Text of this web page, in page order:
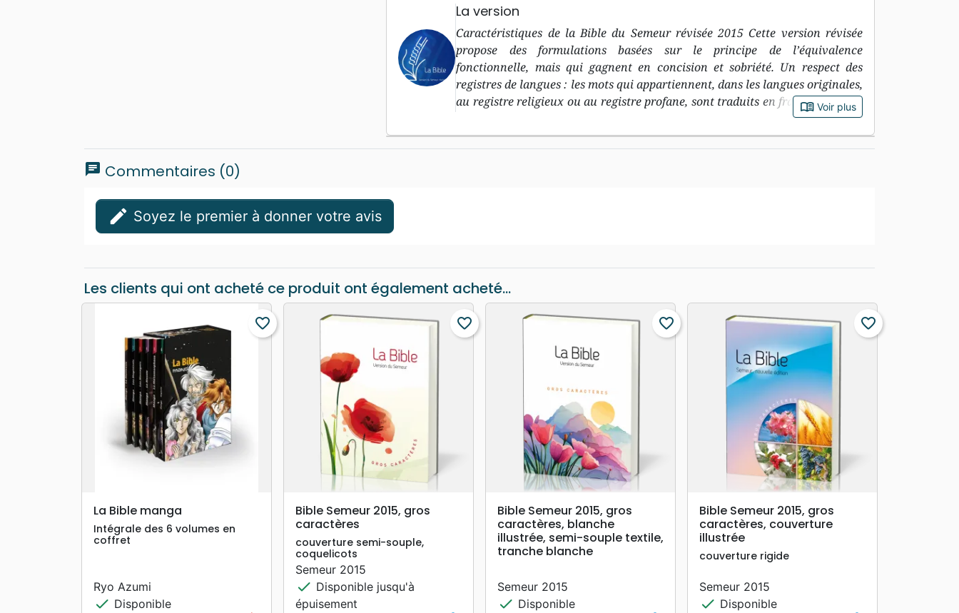
La version
Caractéristiques de la Bible du Semeur révisée 2015 Cette version révisée
propose des formulations basées sur le principe de l’équivalence
fonctionnelle, mais qui gagnent en concision et sobriété. Un respect des
registres de langues : les mots qui appartiennent, dans les langues originales,
au registre religieux ou au registre profane, sont traduits en français par des
book_open Voir plus
chat Commentaires (0)
edit Soyez le premier à donner votre avis
Les clients qui ont acheté ce produit ont également acheté...
search
favorite_border
La Bible manga
Intégrale des 6 volumes en
coffret
Ryo Azumi
check Disponible
search APERÇU RAPIDE
favorite_border
Bible Semeur 2015, gros
caractères
couverture semi-souple,
coquelicots
Semeur 2015
check Disponible jusqu'à
épuisement
search APERÇU RAPIDE
favorite_border
Bible Semeur 2015, gros
caractères, blanche
illustrée, semi-souple textile,
tranche blanche
Semeur 2015
check Disponible
search APERÇU RAPIDE
favorite_border
Bible Semeur 2015, gros
caractères, couverture
illustrée
couverture rigide
Semeur 2015
check Disponible